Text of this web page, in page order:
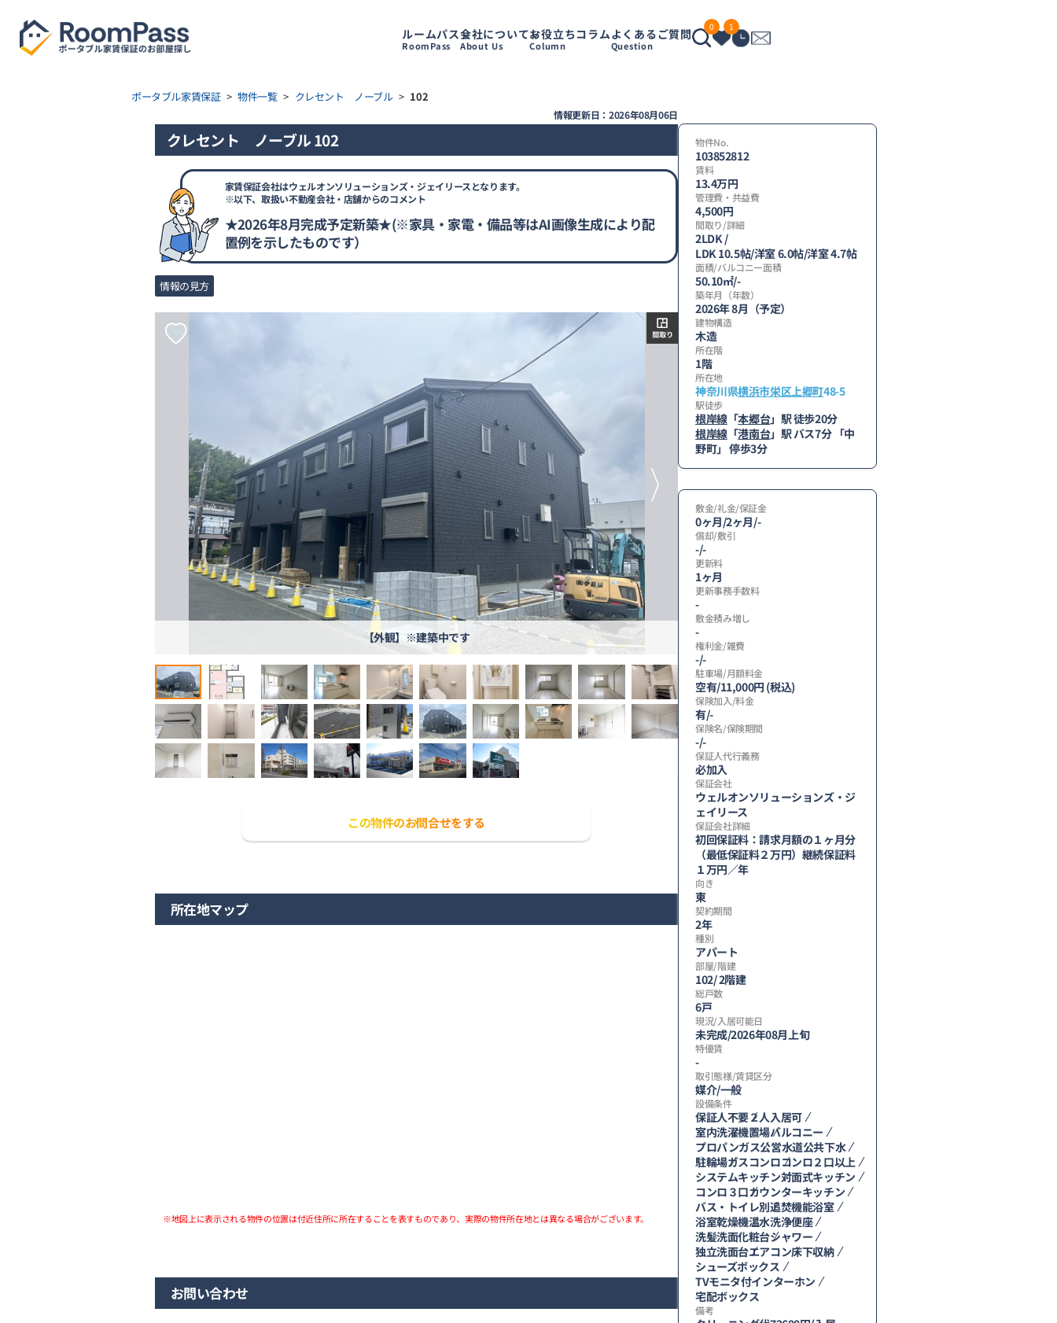
ルームパス
RoomPass
会社について
About Us
お役立ちコラム
Column
よくあるご質問
Question
0 1
ポータブル家賃保証 > 物件一覧 > クレセント ノーブル > 102
情報更新日：2026年08月06日
クレセント ノーブル 102
家賃保証会社はウェルオンソリューションズ・ジェイリースとなります。
※以下、取扱い不動産会社・店舗からのコメント
★2026年8月完成予定新築★(※家具・家電・備品等はAI画像生成により配
置例を示したものです）
情報の見方
【外観】※建築中です
【間
取
り】
この物件のお問合せをする
所在地マップ
※地図上に表示される物件の位置は付近住所に所在することを表すものであり、実際の物件所在地とは異なる場合がございます。
お問い合わせ
物件No.
103852812
賃料
13.4万円
管理費・共益費
4,500円
間取り/詳細
2LDK /
LDK 10.5帖/洋室 6.0帖/洋室 4.7帖
面積/バルコニー面積
50.10㎡/-
築年月（年数）
2026年 8月（予定）
建物構造
木造
所在階
1階
所在地
神奈川県横浜市栄区上郷町48-5
駅徒歩
根岸線「本郷台」駅 徒歩20分
根岸線「港南台」駅 バス7分 「中
野町」 停歩3分
敷金/礼金/保証金
0ヶ月/2ヶ月/-
償却/敷引
-/-
更新料
1ヶ月
更新事務手数料
-
敷金積み増し
-
権利金/雑費
-/-
駐車場/月額料金
空有/11,000円 (税込)
保険加入/料金
有/-
保険名/保険期間
-/-
保証人代行義務
必加入
保証会社
ウェルオンソリューションズ・ジ
ェイリース
保証会社詳細
初回保証料：請求月額の１ヶ月分
（最低保証料２万円）継続保証料
１万円／年
向き
東
契約期間
2年
種別
アパート
部屋/階建
102/ 2階建
総戸数
6戸
現況/入居可能日
未完成/2026年08月上旬
特優賃
-
取引態様/賃貸区分
媒介/一般
設備条件
保証人不要２人入居可
室内洗濯機置場バルコニー
プロパンガス公営水道公共下水
駐輪場ガスコンロコンロ２口以上
システムキッチン対面式キッチン
コンロ３口カウンターキッチン
バス・トイレ別追焚機能浴室
浴室乾燥機温水洗浄便座
洗髪洗面化粧台シャワー
独立洗面台エアコン床下収納
シューズボックス
TVモニタ付インターホン
宅配ボックス
備考